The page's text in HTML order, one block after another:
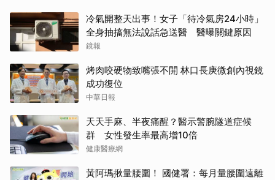
冷氣開整天出事！女子「待冷氣房24小時」
全身抽搐無法說話急送醫 醫曝關鍵原因
鏡報
烤肉咬硬物致嘴張不開 林口長庚微創內視鏡
成功復位
中華日報
天天手麻、半夜痛醒？醫示警腕隧道症候
群 女性發生率最高增10倍
健康醫療網
黃阿瑪揪量腰圍！ 國健署：每月量腰圍遠離